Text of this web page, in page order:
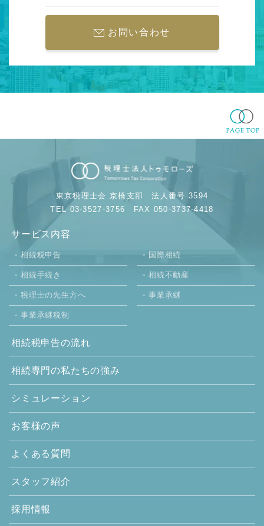
お問い合わせ
東京税理士会 京橋支部法人番号 3594
TEL 03-3527-3756 FAX 050-3737-4418
サービス内容
相続税申告 国際相続
相続手続き 相続不動産
税理士の先生方へ 事業承継
事業承継税制
相続税申告の流れ
相続専門の私たちの強み
シミュレーション
お客様の声
よくある質問
スタッフ紹介
採用情報